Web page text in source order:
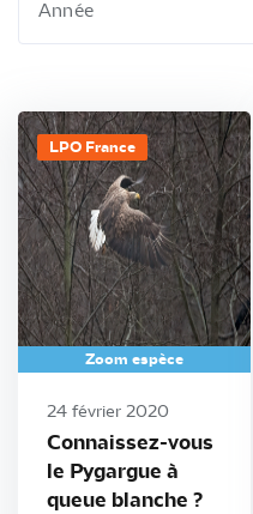
LPO France
Zoom espèce
24 février 2020
Connaissez-vous
le Pygargue à
queue blanche ?